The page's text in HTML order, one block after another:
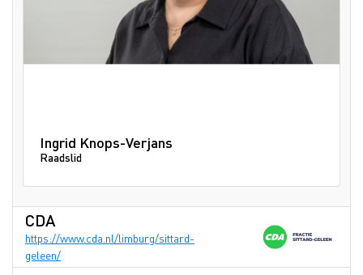
Ingrid Knops-Verjans
Raadslid
CDA
https://www.cda.nl/limburg/sittard-
geleen/